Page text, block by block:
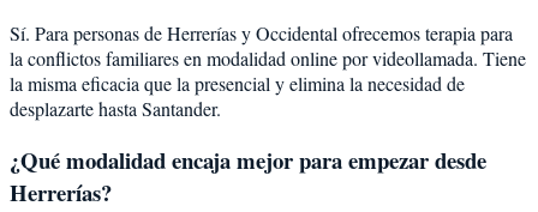
Sí. Para personas de Herrerías y Occidental ofrecemos terapia para
la conflictos familiares en modalidad online por videollamada. Tiene
la misma eficacia que la presencial y elimina la necesidad de
desplazarte hasta Santander.
¿Qué modalidad encaja mejor para empezar desde
Herrerías?